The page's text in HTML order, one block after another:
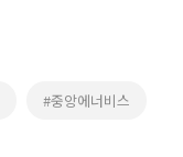
#중앙에너비스